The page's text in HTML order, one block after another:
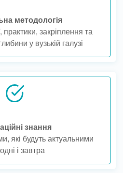
методологія
практики, закріплення та
у вузькій галузі
знання
які будуть актуальними
і завтра